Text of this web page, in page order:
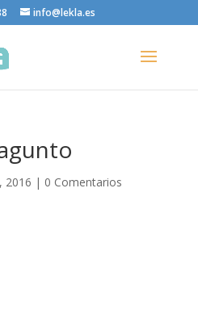
info@lekla.es
2016 | 0 Comentarios